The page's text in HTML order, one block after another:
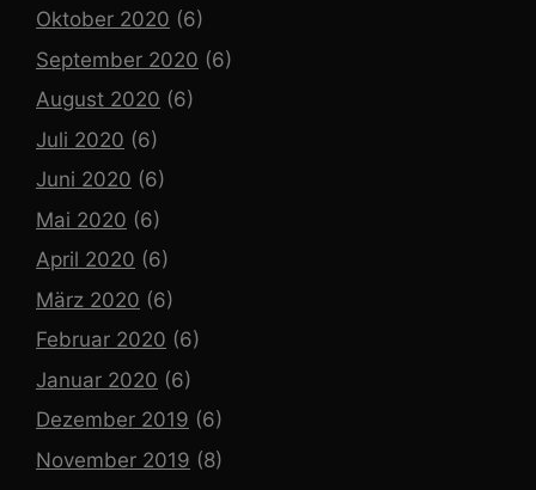
Oktober 2020 (6)
September 2020 (6)
August 2020 (6)
Juli 2020 (6)
Juni 2020 (6)
Mai 2020 (6)
April 2020 (6)
März 2020 (6)
Februar 2020 (6)
Januar 2020 (6)
Dezember 2019 (6)
November 2019 (8)